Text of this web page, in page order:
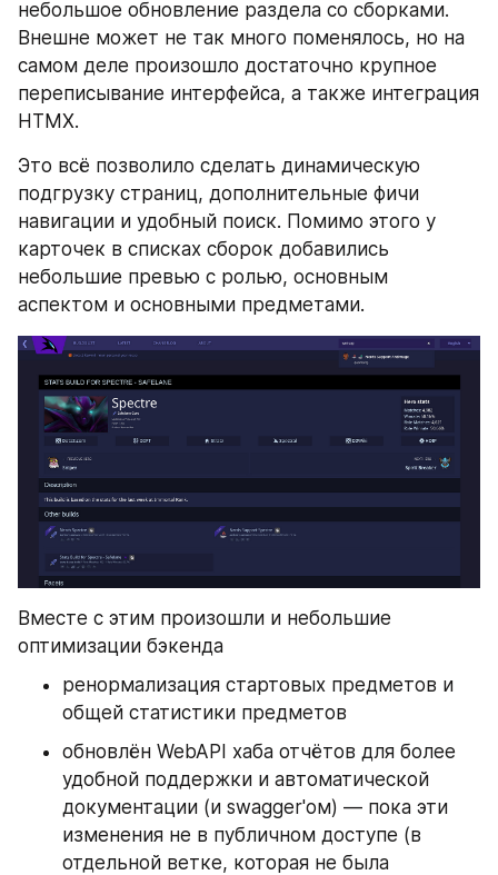
небольшое обновление раздела со сборками.
Внешне может не так много поменялось, но на
самом деле произошло достаточно крупное
переписывание интерфейса, а также интеграция
HTMX.
Это всё позволило сделать динамическую
подгрузку страниц, дополнительные фичи
навигации и удобный поиск. Помимо этого у
карточек в списках сборок добавились
небольшие превью с ролью, основным
аспектом и основными предметами.
Вместе с этим произошли и небольшие
оптимизации бэкенда
ренормализация стартовых предметов и
общей статистики предметов
обновлён WebAPI хаба отчётов для более
удобной поддержки и автоматической
документации (и swagger'ом) — пока эти
изменения не в публичном доступе (в
отдельной ветке, которая не была